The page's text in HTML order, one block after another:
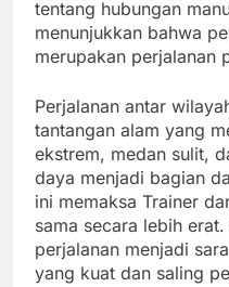
tentang hubungan
menunjukkan bahwa
merupakan perjalanan
Perjalanan antar
tantangan alam yang
ekstrem, medan sulit,
daya menjadi bagian
ini memaksa Trainer
sama secara lebih
perjalanan menjadi
yang kuat dan saling